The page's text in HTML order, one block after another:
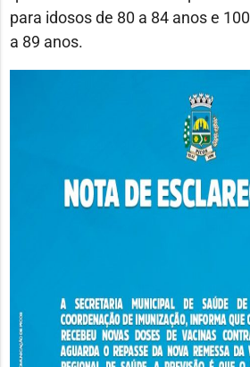
para idosos de 80 a 84 anos e
a 89 anos.